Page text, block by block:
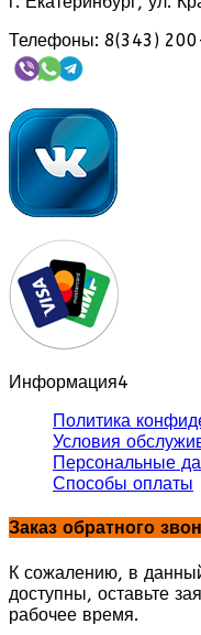
Телефоны: 8(343)
Информация4
Политика
Условия
Персональные
Способы оплаты
Заказ обратного
К сожалению, в
доступны, оставьте
рабочее время.